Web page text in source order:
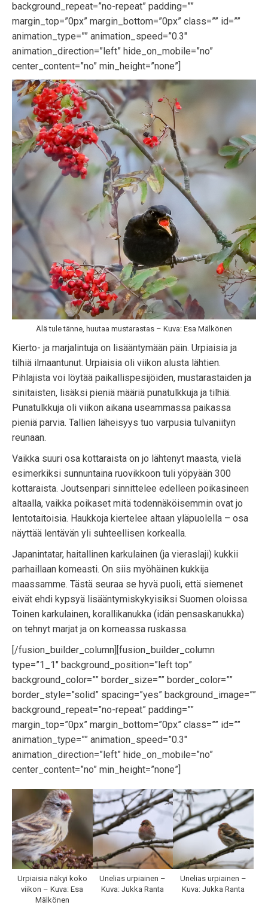
background_repeat=”no-repeat” padding=””
margin_top=”0px” margin_bottom=”0px” class=”” id=””
animation_type=”” animation_speed=”0.3″
animation_direction=”left” hide_on_mobile=”no”
center_content=”no” min_height=”none”]
Älä tule tänne, huutaa mustarastas – Kuva: Esa Mälkönen
Kierto- ja marjalintuja on lisääntymään päin. Urpiaisia ja
tilhiä ilmaantunut. Urpiaisia oli viikon alusta lähtien.
Pihlajista voi löytää paikallispesijöiden, mustarastaiden ja
sinitaisten, lisäksi pieniä määriä punatulkkuja ja tilhiä.
Punatulkkuja oli viikon aikana useammassa paikassa
pieniä parvia. Tallien läheisyys tuo varpusia tulvaniityn
reunaan.
Vaikka suuri osa kottaraista on jo lähtenyt maasta, vielä
esimerkiksi sunnuntaina ruovikkoon tuli yöpyään 300
kottaraista. Joutsenpari sinnittelee edelleen poikasineen
altaalla, vaikka poikaset mitä todennäköisemmin ovat jo
lentotaitoisia. Haukkoja kiertelee altaan yläpuolella – osa
näyttää lentävän yli suhteellisen korkealla.
Japanintatar, haitallinen karkulainen (ja vieraslaji) kukkii
parhaillaan komeasti. On siis myöhäinen kukkija
maassamme. Tästä seuraa se hyvä puoli, että siemenet
eivät ehdi kypsyä lisääntymiskykyisiksi Suomen oloissa.
Toinen karkulainen, korallikanukka (idän pensaskanukka)
on tehnyt marjat ja on komeassa ruskassa.
[/fusion_builder_column][fusion_builder_column
type=”1_1″ background_position=”left top”
background_color=”” border_size=”” border_color=””
border_style=”solid” spacing=”yes” background_image=””
background_repeat=”no-repeat” padding=””
margin_top=”0px” margin_bottom=”0px” class=”” id=””
animation_type=”” animation_speed=”0.3″
animation_direction=”left” hide_on_mobile=”no”
center_content=”no” min_height=”none”]
Urpiaisia näkyi koko
viikon – Kuva: Esa
Mälkönen
Unelias urpiainen –
Kuva: Jukka Ranta
Unelias urpiainen –
Kuva: Jukka Ranta